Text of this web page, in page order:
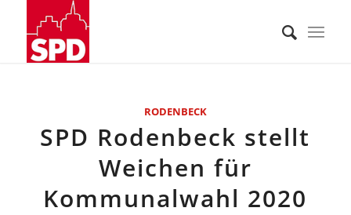
RODENBECK
SPD Rodenbeck stellt
Weichen für
Kommunalwahl 2020